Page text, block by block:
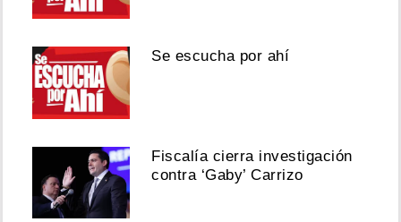
Se escucha por ahí
Fiscalía cierra investigación
contra ‘Gaby’ Carrizo